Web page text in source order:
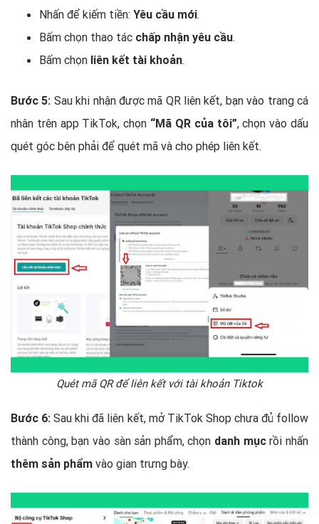
Nhấn để kiếm tiền: Yêu cầu mới.
Bấm chọn thao tác chấp nhận yêu cầu.
Bấm chọn liên kết tài khoản.
Bước 5: Sau khi nhận được mã QR liên kết, bạn vào trang cá
nhân trên app TikTok, chọn “Mã QR của tôi”, chọn vào dấu
quét góc bên phải để quét mã và cho phép liên kết.
Quét mã QR để liên kết với tài khoản Tiktok
Bước 6: Sau khi đã liên kết, mở TikTok Shop chưa đủ follow
thành công, bạn vào sàn sản phẩm, chọn danh mụcrồi nhấn
thêm sản phẩm vào gian trưng bày.